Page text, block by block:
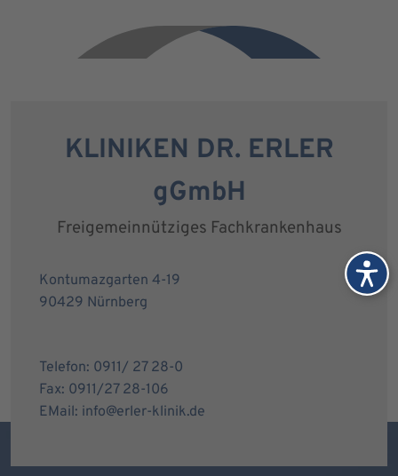
KLINIKEN DR. ERLER
gGmbH
Freigemeinnütziges Fachkrankenhaus
Kontumazgarten 4-19
90429 Nürnberg
Telefon: 0911/ 27 28-0
Fax: 0911/27 28-106
EMail: info@erler-klinik.de